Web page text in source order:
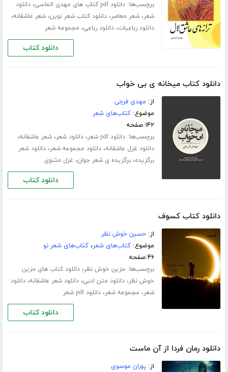
برچسب‌ها:دانلود pdf کتاب های مهدی الماسی ،دانلود
شعر،شعر معاصر،دانلود کتاب شعر نوین،شعر عاشقانه،
دانلود رباعیات،دانلود رباعی، مجموعه شعر
دانلود کتاب
دانلود کتاب میخانه ی بی خواب
از: مهدی فرجی
موضوع:کتاب‌های شعر
۱۴۲ صفحه
برچسب‌ها:دانلود pdf شعر ،دانلود شعر،شعر عاشقانه،
دانلود غزل عاشقانه،دانلود مجموعه شعر،دانلود شعر
برگزیده،برگزیده ی شعر جوان، غزل مثنوی
دانلود کتاب
دانلود کتاب کسوف
از:حسین خوش نظر
موضوع:کتاب‌های شعر،کتاب‌های شعر نو
۴۶ صفحه
برچسب‌ها:حزین خوش نظر،دانلود کتاب های حزین
خوش نظر،دانلود متن ادبی،دانلود شعر عاشقانه،دانلود
شعر، مجموعه شعر،دانلود pdf شعر
دانلود کتاب
دانلود رمان فردا از آن ماست
از:پوران موسوی